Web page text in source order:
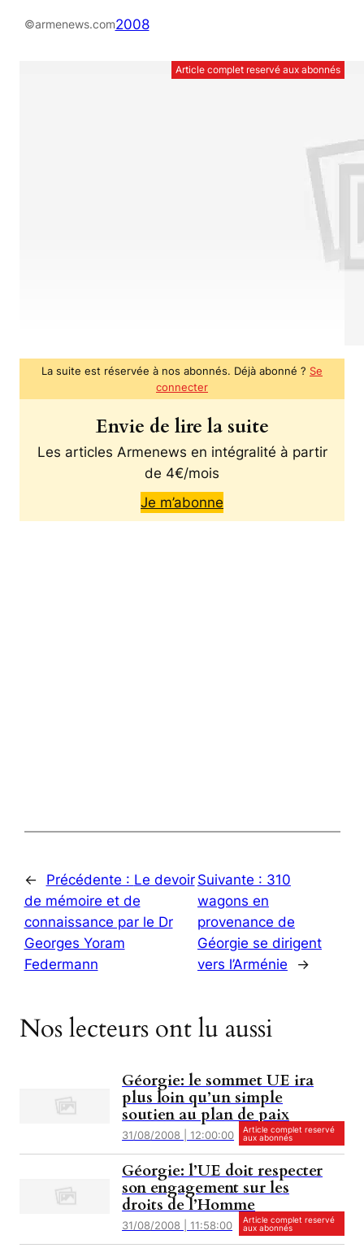
©armenews.com2008
Article complet reservé aux abonnés
La suite est réservée à nos abonnés. Déjà abonné ? Se
connecter
Envie de lire la suite
Les articles Armenews en intégralité à partir
de 4€/mois
Je m’abonne
← Précédente : Le devoir
de mémoire et de
connaissance par le Dr
Georges Yoram
Federmann
Suivante : 310
wagons en
provenance de
Géorgie se dirigent
vers l’Arménie
→
Nos lecteurs ont lu aussi
Géorgie: le sommet UE ira
plus loin qu’un simple
soutien au plan de paix
31/08/2008 | 12:00:00
Article complet reservé
aux abonnés
Géorgie: l’UE doit respecter
son engagement sur les
droits de l’Homme
31/08/2008 | 11:58:00
Article complet reservé
aux abonnés